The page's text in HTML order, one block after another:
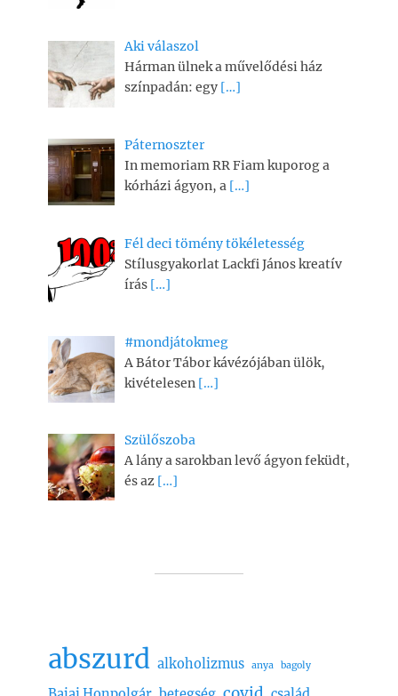
Aki válaszol
Hárman ülnek a művelődési ház
színpadán: egy […]
Páternoszter
In memoriam RR Fiam kuporog a
kórházi ágyon, a […]
Fél deci tömény tökéletesség
Stílusgyakorlat Lackfi János kreatív
írás […]
#mondjátokmeg
A Bátor Tábor kávézójában ülök,
kivételesen […]
Szülőszoba
A lány a sarokban levő ágyon feküdt,
és az […]
abszurd alkoholizmus anya bagoly